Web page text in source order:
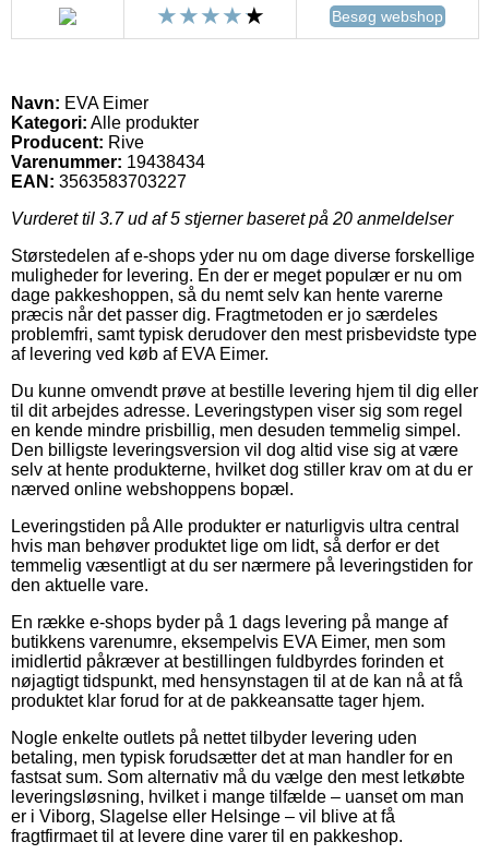
Besøg webshop
Navn: EVA Eimer
Kategori: Alle produkter
Producent: Rive
Varenummer: 19438434
EAN: 3563583703227
Vurderet til 3.7ud af 5 stjerner baseret på 20 anmeldelser
Størstedelen af e-shops yder nu om dage diverse forskellige
muligheder for levering. En der er meget populær er nu om
dage pakkeshoppen, så du nemt selv kan hente varerne
præcis når det passer dig. Fragtmetoden er jo særdeles
problemfri, samt typisk derudover den mest prisbevidste type
af levering ved køb af EVA Eimer.
Du kunne omvendt prøve at bestille levering hjem til dig eller
til dit arbejdes adresse. Leveringstypen viser sig som regel
en kende mindre prisbillig, men desuden temmelig simpel.
Den billigste leveringsversion vil dog altid vise sig at være
selv at hente produkterne, hvilket dog stiller krav om at du er
nærved online webshoppens bopæl.
Leveringstiden på Alle produkter er naturligvis ultra central
hvis man behøver produktet lige om lidt, så derfor er det
temmelig væsentligt at du ser nærmere på leveringstiden for
den aktuelle vare.
En række e-shops byder på 1 dags levering på mange af
butikkens varenumre, eksempelvis EVA Eimer, men som
imidlertid påkræver at bestillingen fuldbyrdes forinden et
nøjagtigt tidspunkt, med hensynstagen til at de kan nå at få
produktet klar forud for at de pakkeansatte tager hjem.
Nogle enkelte outlets på nettet tilbyder levering uden
betaling, men typisk forudsætter det at man handler for en
fastsat sum. Som alternativ må du vælge den mest letkøbte
leveringsløsning, hvilket i mange tilfælde – uanset om man
er i Viborg, Slagelse eller Helsinge – vil blive at få
fragtfirmaet til at levere dine varer til en pakkeshop.